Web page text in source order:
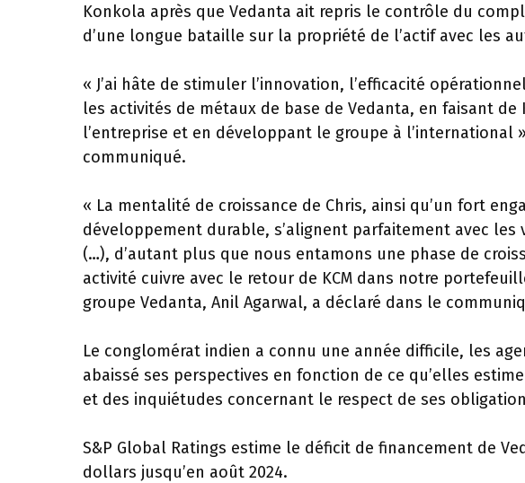
Konkola après que Vedanta ait repris le contrôle du
d’une longue bataille sur la propriété de l’actif avec les
« J’ai hâte de stimuler l’innovation, l’efficacité
les activités de métaux de base de Vedanta, en faisant de
l’entreprise et en développant le groupe à l’international
communiqué.
« La mentalité de croissance de Chris, ainsi qu’un fort
développement durable, s’alignent parfaitement avec
(…), d’autant plus que nous entamons une phase de
activité cuivre avec le retour de KCM dans notre
groupe Vedanta, Anil Agarwal, a déclaré dans le
Le conglomérat indien a connu une année difficile, les
abaissé ses perspectives en fonction de ce qu’elles
et des inquiétudes concernant le respect de ses
S&P Global Ratings estime le déficit de financement de
dollars jusqu’en août 2024.